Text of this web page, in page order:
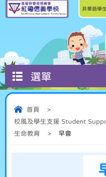
非華語學
選單
首頁
>
校風及學生支援 Student
生命教育
> 早會